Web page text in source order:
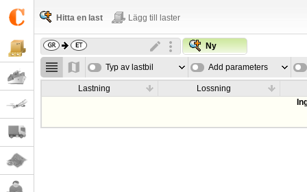
Hitta en last Lägg till laster
Ny
Typ av lastbil Add parameters
Lastning
Lossning